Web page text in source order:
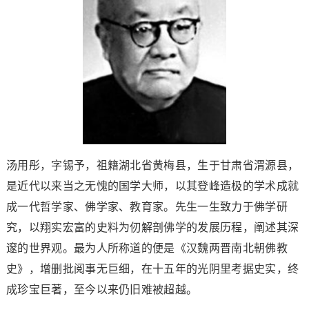
汤用彤，字锡予，祖籍湖北省黄梅县，生于甘肃省渭源县，
是近代以来当之无愧的国学大师，以其登峰造极的学术成就
成一代哲学家、佛学家、教育家。先生一生致力于佛学研
究，以翔实宏富的史料为仞解剖佛学的发展历程，阐述其深
邃的世界观。最为人所称道的便是《汉魏两晋南北朝佛教
史》，增删批阅事无巨细，在十五年的光阴里考据史实，终
成珍宝巨著，至今以来仍旧难被超越。